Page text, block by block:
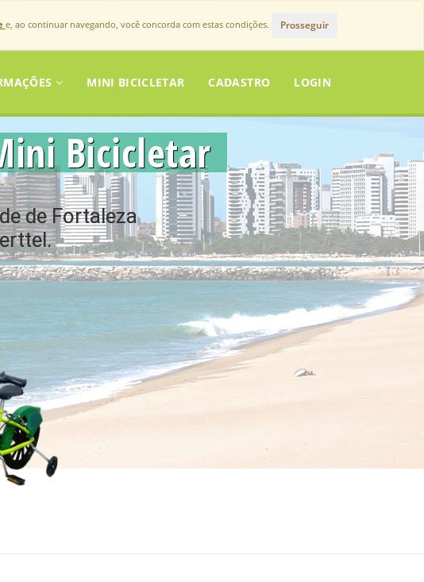
e, ao continuar navegando, você concorda com estas condições. Prosseguir
MINI BICICLETAR CADASTRO LOGIN
Bicicletar
de Fortaleza